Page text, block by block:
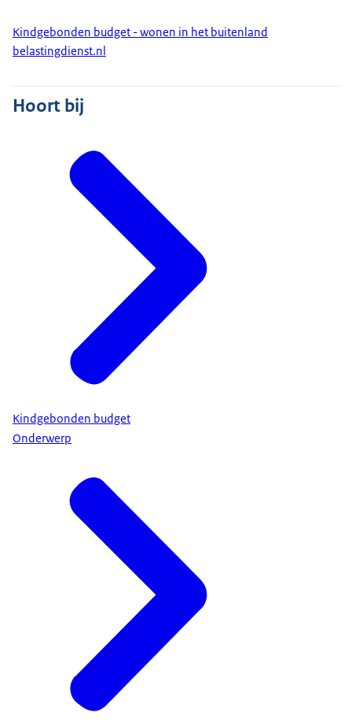
Kindgebonden budget - wonen in het buitenland
belastingdienst.nl
Hoort bij
Kindgebonden budget
Onderwerp